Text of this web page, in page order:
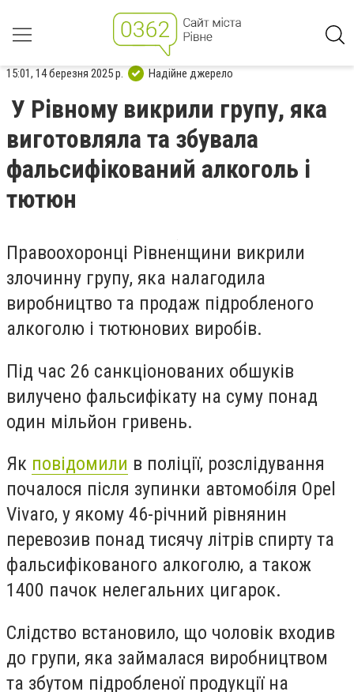
15:01, 14 березня 2025 р. Надійне джерело
У Рівному викрили групу, яка
виготовляла та збувала
фальсифікований алкоголь і
тютюн
Правоохоронці Рівненщини викрили
злочинну групу, яка налагодила
виробництво та продаж підробленого
алкоголю і тютюнових виробів.
Під час 26 санкціонованих обшуків
вилучено фальсифікату на суму понад
один мільйон гривень.
Як повідомили в поліції, розслідування
почалося після зупинки автомобіля Opel
Vivaro, у якому 46-річний рівнянин
перевозив понад тисячу літрів спирту та
фальсифікованого алкоголю, а також
1400 пачок нелегальних цигарок.
Слідство встановило, що чоловік входив
до групи, яка займалася виробництвом
та збутом підробленої продукції на